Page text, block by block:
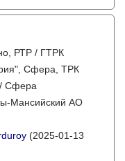
РТР / ГТРК
Сфера, ТРК
/ Сфера
Мансийский АО
(2025-01-13